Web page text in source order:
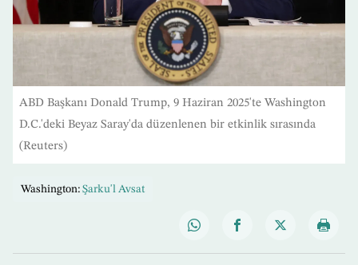
ABD Başkanı Donald Trump, 9 Haziran 2025'te Washington
D.C.'deki Beyaz Saray'da düzenlenen bir etkinlik sırasında
(Reuters)
Washington: Şarku'l Avsat